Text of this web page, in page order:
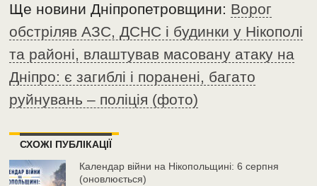
Ще новини Дніпропетровщини: Ворог
обстріляв АЗС, ДСНС і будинки у Нікополі
та районі, влаштував масовану атаку на
Дніпро: є загиблі і поранені, багато
руйнувань – поліція (фото)
СХОЖІ ПУБЛІКАЦІЇ
Календар війни на Нікопольщині: 6 серпня
(оновлюється)